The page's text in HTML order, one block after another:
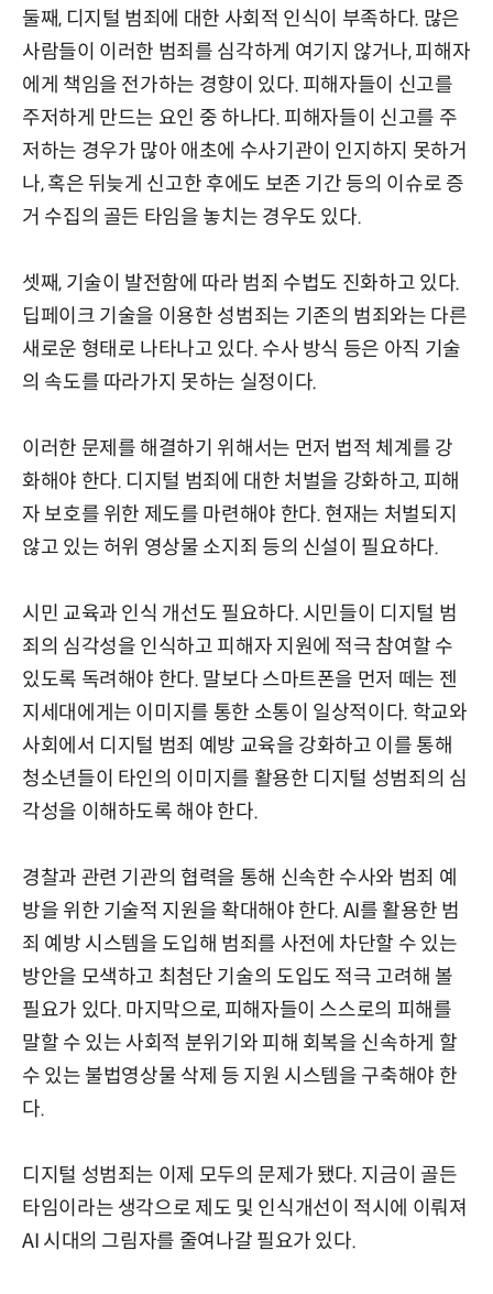
둘째, 디지털 범죄에 대한 사회적 인식이 부족하다. 많은
사람들이 이러한 범죄를 심각하게 여기지 않거나, 피해자
에게 책임을 전가하는 경향이 있다. 피해자들이 신고를
주저하게 만드는 요인 중 하나다. 피해자들이 신고를 주
저하는 경우가 많아 애초에 수사기관이 인지하지 못하거
나, 혹은 뒤늦게 신고한 후에도 보존 기간 등의 이슈로 증
거 수집의 골든 타임을 놓치는 경우도 있다.
셋째, 기술이 발전함에 따라 범죄 수법도 진화하고 있다.
딥페이크 기술을 이용한 성범죄는 기존의 범죄와는 다른
새로운 형태로 나타나고 있다. 수사 방식 등은 아직 기술
의 속도를 따라가지 못하는 실정이다.
이러한 문제를 해결하기 위해서는 먼저 법적 체계를 강
화해야 한다. 디지털 범죄에 대한 처벌을 강화하고, 피해
자 보호를 위한 제도를 마련해야 한다. 현재는 처벌되지
않고 있는 허위 영상물 소지죄 등의 신설이 필요하다.
시민 교육과 인식 개선도 필요하다. 시민들이 디지털 범
죄의 심각성을 인식하고 피해자 지원에 적극 참여할 수
있도록 독려해야 한다. 말보다 스마트폰을 먼저 떼는 젠
지세대에게는 이미지를 통한 소통이 일상적이다. 학교와
사회에서 디지털 범죄 예방 교육을 강화하고 이를 통해
청소년들이 타인의 이미지를 활용한 디지털 성범죄의 심
각성을 이해하도록 해야 한다.
경찰과 관련 기관의 협력을 통해 신속한 수사와 범죄 예
방을 위한 기술적 지원을 확대해야 한다. AI를 활용한 범
죄 예방 시스템을 도입해 범죄를 사전에 차단할 수 있는
방안을 모색하고 최첨단 기술의 도입도 적극 고려해 볼
필요가 있다. 마지막으로, 피해자들이 스스로의 피해를
말할 수 있는 사회적 분위기와 피해 회복을 신속하게 할
수 있는 불법영상물 삭제 등 지원 시스템을 구축해야 한
다.
디지털 성범죄는 이제 모두의 문제가 됐다. 지금이 골든
타임이라는 생각으로 제도 및 인식개선이 적시에 이뤄져
AI 시대의 그림자를 줄여나갈 필요가 있다.